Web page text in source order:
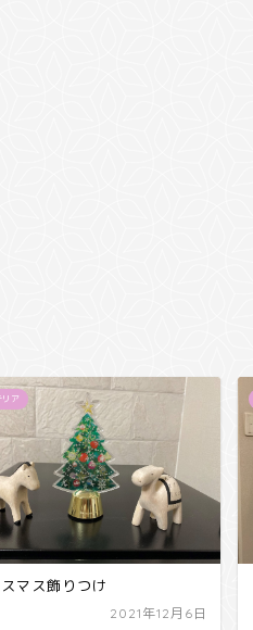
リア
マス飾りつけ
2021年12月6日